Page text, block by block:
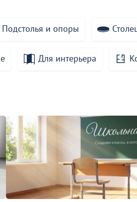
Подстолья и опоры
Для интерьера